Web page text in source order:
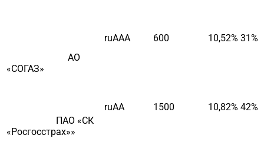
АО
«СОГАЗ»
ruAAA 600 10,52% 31%
ПАО «СК
«Росгосстрах»»
ruAA 1500 10,82% 42%